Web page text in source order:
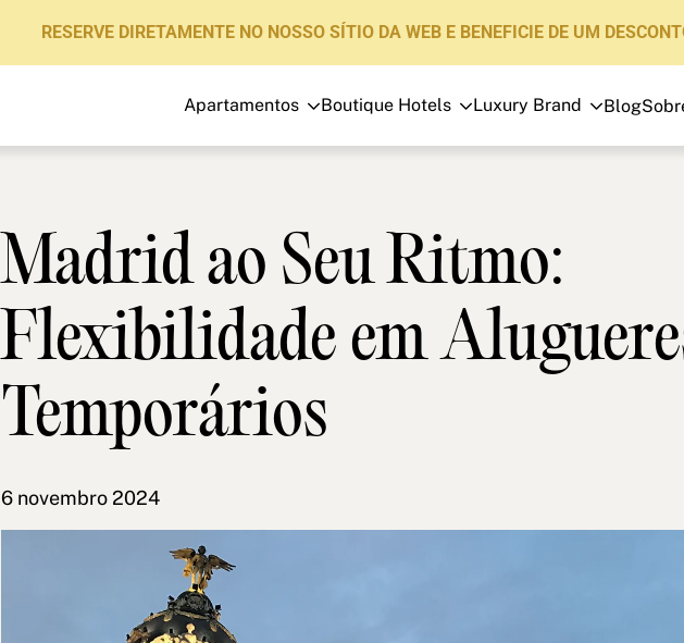
RESERVE DIRETAMENTE NO NOSSO SÍTIO DA WEB E BENEFICIE DE UM
Apartamentos Boutique Hotels Luxury Brand Blog
Sobre nós
Blog
Madrid ao Seu Ritmo:
Flexibilidade em
Temporários
6 novembro 2024